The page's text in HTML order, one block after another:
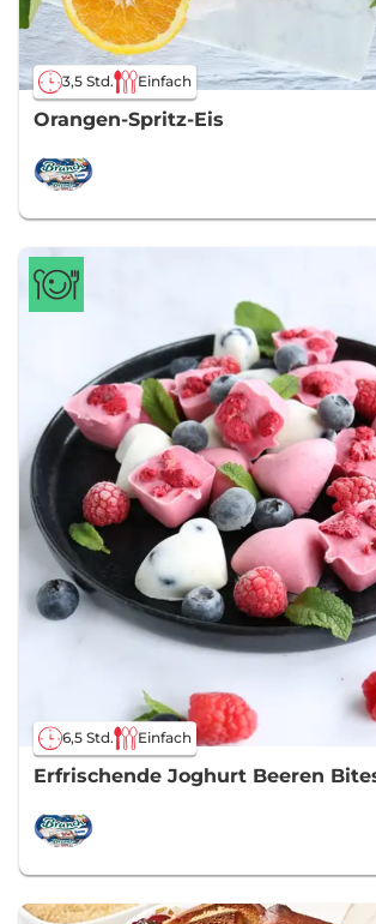
3,5 Std. Einfach
Orangen-Spritz-Eis
6,5 Std. Einfach
Erfrischende Joghurt Beeren